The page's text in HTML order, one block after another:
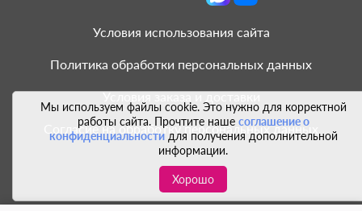
Мы используем файлы cookie. Это нужно для корректной
работы сайта. Прочтите наше соглашение о
конфиденциальностидля получения дополнительной
информации.
Хорошо
Условия использования сайта
Политика обработки персональных данных
Условия заказа и доставки
Согласие на обработку персональных данных